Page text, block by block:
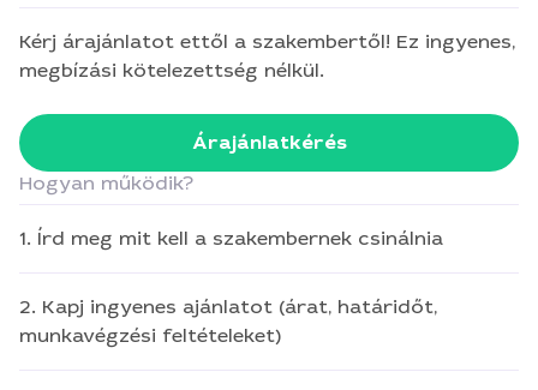
Kérj árajánlatot ettől a szakembertől! Ez ingyenes,
megbízási kötelezettség nélkül.
Árajánlatkérés
Hogyan működik?
1. Írd meg mit kell a szakembernek csinálnia
2. Kapj ingyenes ajánlatot (árat, határidőt,
munkavégzési feltételeket)